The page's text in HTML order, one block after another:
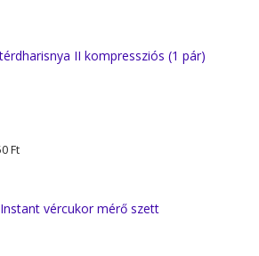
II kompressziós (1 pár)
FtÁrtartomány:
1
vércukor mérő szett